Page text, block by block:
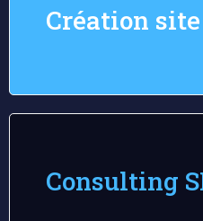
Création
Consulting